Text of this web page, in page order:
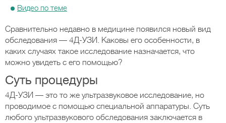
Видео по теме
Сравнительно недавно в медицине появился новый вид
обследования — 4Д-УЗИ. Каковы его особенности, в
каких случаях такое исследование назначается, что
можно увидеть с его помощью?
Суть процедуры
4Д-УЗИ — это то же ультразвуковое исследование, но
проводимое с помощью специальной аппаратуры. Суть
любого ультразвукового обследования заключается в